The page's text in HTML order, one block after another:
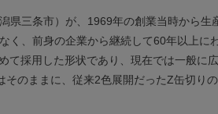
三条市）が、1969年の創業当時から生
く、前身の企業から継続して60年以上に
採用した形状であり、現在では一般に広
のままに、従来2色展開だったZ缶切り